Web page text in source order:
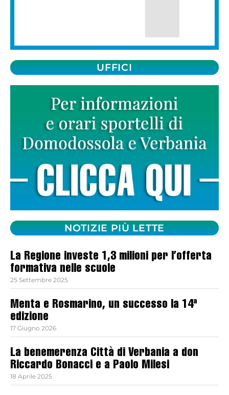
UFFICI
NOTIZIE PIÙ LETTE
La Regione investe 1,3 milioni per l’offerta
formativa nelle scuole
25 Settembre 2025
Menta e Rosmarino, un successo la 14ª
edizione
17 Giugno 2026
La benemerenza Città di Verbania a don
Riccardo Bonacci e a Paolo Milesi
18 Aprile 2025